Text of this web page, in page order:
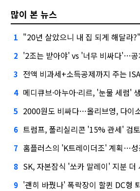
많이 본 뉴스
1 "20년 살았으니 내 집 되게 해달라?"
2 '2조는 받아야' vs '너무 비싸다'…공
3 전액 비과세+소득공제까지 주는
4 메디큐브·아누아·리르, '눈물 세럼'
5 2000원도 비싸다…올리브영, 다이소 공
6 트럼프, 폴리실리콘 '15% 관세' 검토…한
7 홈플러스의 'K트레이더조' 계획…
8 SK, 자본잠식 '쏘카 말레이' 지분 더
9 '괜히 바꿨나' 폭락장이 할퀸 DC형 퇴직